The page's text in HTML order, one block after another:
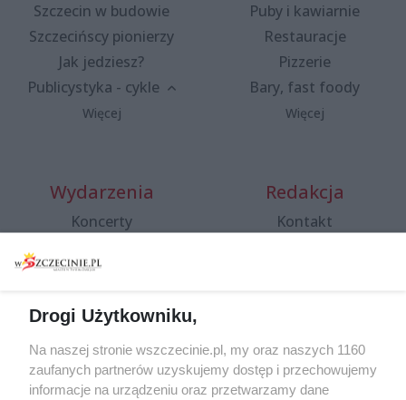
Szczecin w budowie
Szczecińscy pionierzy
Jak jedziesz?
Publicystyka - cykle
Więcej
Puby i kawiarnie
Restauracje
Pizzerie
Bary, fast foody
Więcej
Wydarzenia
Koncerty
Spacery i oprowadzania
targi
Wernisaże
Więcej
Redakcja
Kontakt
Specjalny koncert z okazji
20. urodzin portalu
wSzczecinie.pl
Drogi Użytkowniku,
Na naszej stronie wszczecinie.pl, my oraz naszych 1160
zaufanych partnerów uzyskujemy dostęp i przechowujemy
informacje na urządzeniu oraz przetwarzamy dane